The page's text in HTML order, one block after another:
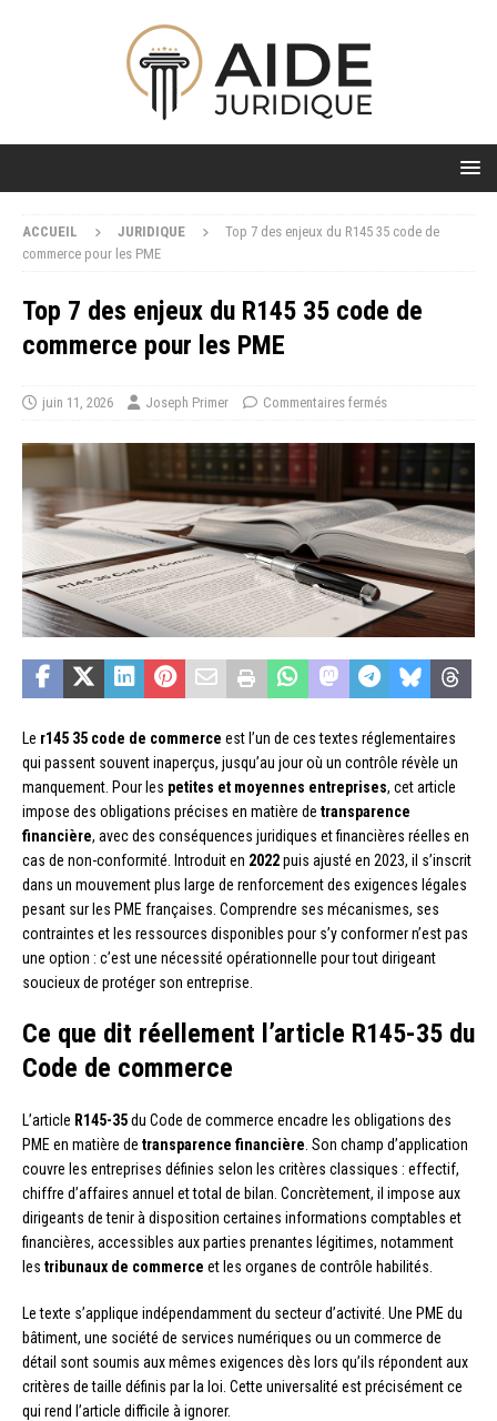
ACCUEIL JURIDIQUE
Top 7 des enjeux du R145 35 code de
commerce pour les PME
Top 7 des enjeux du R145 35 code de
commerce pour les PME
juin 11, 2026 Joseph Primer Commentaires fermés
Le r145 35 code de commerce est l’un de ces textes réglementaires
qui passent souvent inaperçus, jusqu’au jour où un contrôle révèle un
manquement. Pour les petites et moyennes entreprises, cet article
impose des obligations précises en matière de transparence
financière, avec des conséquences juridiques et financières réelles en
cas de non-conformité. Introduit en 2022puis ajusté en 2023, il s’inscrit
dans un mouvement plus large de renforcement des exigences légales
pesant sur les PME françaises. Comprendre ses mécanismes, ses
contraintes et les ressources disponibles pour s’y conformer n’est pas
une option : c’est une nécessité opérationnelle pour tout dirigeant
soucieux de protéger son entreprise.
Ce que dit réellement l’article R145-35 du
Code de commerce
L’article R145-35du Code de commerce encadre les obligations des
PME en matière de transparence financière . Son champ d’application
couvre les entreprises définies selon les critères classiques : effectif,
chiffre d’affaires annuel et total de bilan. Concrètement, il impose aux
dirigeants de tenir à disposition certaines informations comptables et
financières, accessibles aux parties prenantes légitimes, notamment
les tribunaux de commerce et les organes de contrôle habilités.
Le texte s’applique indépendamment du secteur d’activité. Une PME du
bâtiment, une société de services numériques ou un commerce de
détail sont soumis aux mêmes exigences dès lors qu’ils répondent aux
critères de taille définis par la loi. Cette universalité est précisément ce
qui rend l’article difficile à ignorer.